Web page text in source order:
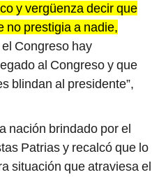
y vergüenza decir que
no prestigia a nadie,
Congreso hay
al Congreso y que
blindan al presidente”,
nación brindado por el
Patrias y recalcó que lo
situación que atraviesa el